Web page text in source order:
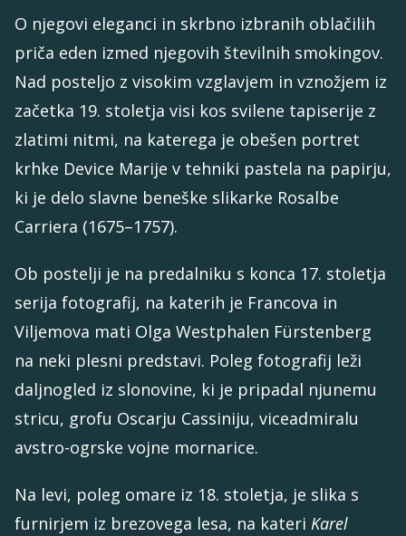
O njegovi eleganci in skrbno izbranih oblačilih
priča eden izmed njegovih številnih smokingov.
Nad posteljo z visokim vzglavjem in vznožjem iz
začetka 19. stoletja visi kos svilene tapiserije z
zlatimi nitmi, na katerega je obešen portret
krhke Device Marije v tehniki pastela na papirju,
ki je delo slavne beneške slikarke Rosalbe
Carriera (1675–1757).
Ob postelji je na predalniku s konca 17. stoletja
serija fotografij, na katerih je Francova in
Viljemova mati Olga Westphalen Fürstenberg
na neki plesni predstavi. Poleg fotografij leži
daljnogled iz slonovine, ki je pripadal njunemu
stricu, grofu Oscarju Cassiniju, viceadmiralu
avstro-ogrske vojne mornarice.
Na levi, poleg omare iz 18. stoletja, je slika s
furnirjem iz brezovega lesa, na kateri Karel